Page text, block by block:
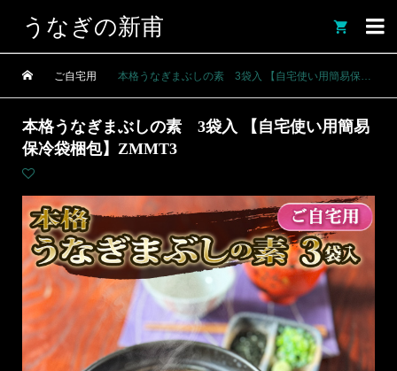
うなぎの新甫 
ご自宅用 本格うなぎまぶしの素 3袋入 【自宅使い用簡易保冷袋梱包】ZMMT3
本格うなぎまぶしの素 3袋入 【自宅使い用簡易
保冷袋梱包】ZMMT3